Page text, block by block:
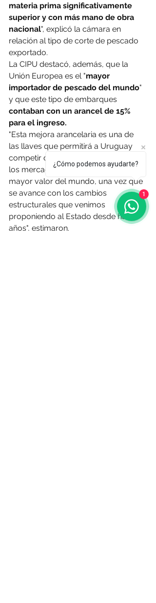
materia prima significativamente
superior y con más mano de obra
nacional", explicó la cámara en
relación al tipo de corte de pescado
exportado.
La CIPU destacó, además, que la
Unión Europea es el "mayor
importador de pescado del mundo"
y que este tipo de embarques
contaban con un arancel de 15%
para el ingreso.
"Esta mejora arancelaria es una de
las llaves que permitirá a Uruguay
competir de igual a igual en uno de
los mercados más exigentes y de
mayor valor del mundo, una vez que
se avance con los cambios
estructurales que venimos
proponiendo al Estado desde hace
años", estimaron.
¿Cómo podemos ayudarte?
1